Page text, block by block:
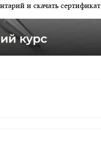
и скачать сертификат